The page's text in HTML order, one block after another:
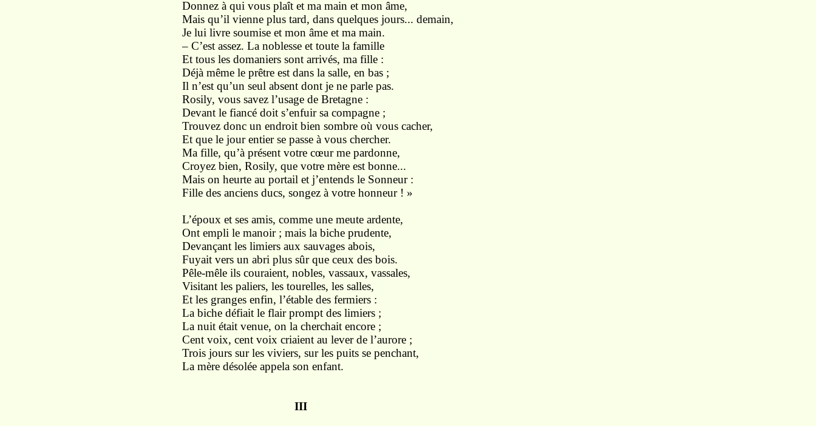
Donnez à qui vous plaît et ma main et mon âme,
Mais qu’il vienne plus tard, dans quelques jours... demain,
Je lui livre soumise et mon âme et ma main.
– C’est assez. La noblesse et toute la famille
Et tous les domaniers sont arrivés, ma fille :
Déjà même le prêtre est dans la salle, en bas ;
Il n’est qu’un seul absent dont je ne parle pas.
Rosily, vous savez l’usage de Bretagne :
Devant le fiancé doit s’enfuir sa compagne ;
Trouvez donc un endroit bien sombre où vous cacher,
Et que le jour entier se passe à vous chercher.
Ma fille, qu’à présent votre cœur me pardonne,
Croyez bien, Rosily, que votre mère est bonne...
Mais on heurte au portail et j’entends le Sonneur :
Fille des anciens ducs, songez à votre honneur ! »
L’époux et ses amis, comme une meute ardente,
Ont empli le manoir ; mais la biche prudente,
Devançant les limiers aux sauvages abois,
Fuyait vers un abri plus sûr que ceux des bois.
Pêle-mêle ils couraient, nobles, vassaux, vassales,
Visitant les paliers, les tourelles, les salles,
Et les granges enfin, l’étable des fermiers :
La biche défiait le flair prompt des limiers ;
La nuit était venue, on la cherchait encore ;
Cent voix, cent voix criaient au lever de l’aurore ;
Trois jours sur les viviers, sur les puits se penchant,
La mère désolée appela son enfant.
III